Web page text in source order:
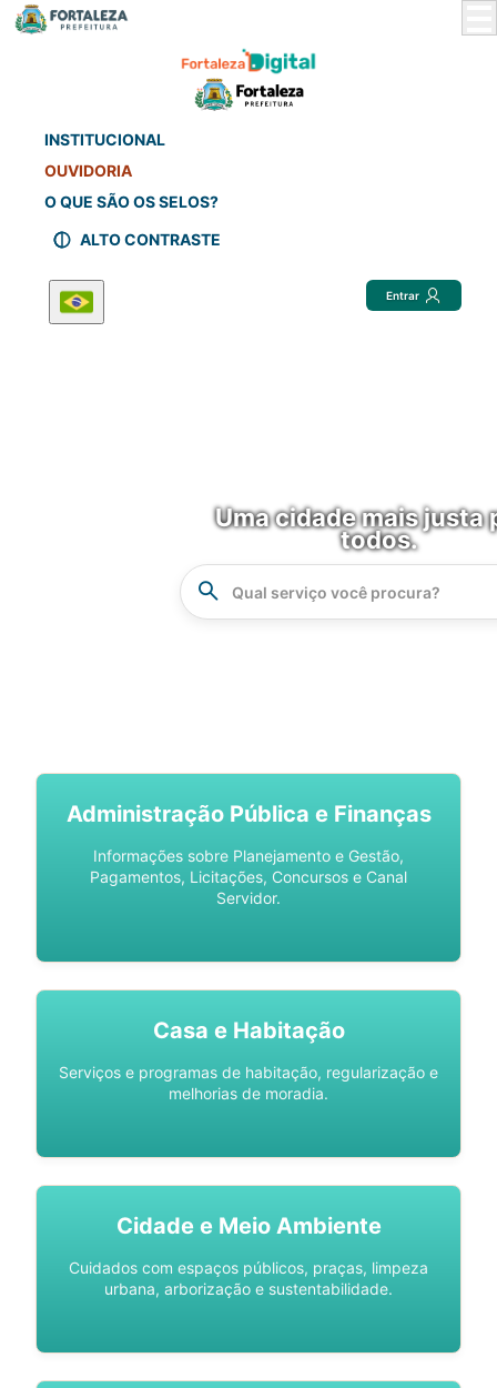
INSTITUCIONAL
OUVIDORIA
O QUE SÃO OS SELOS?
ALTO CONTRASTE
Entrar
Uma cidade mais justa
todos.
Administração Pública e Finanças
Informações sobre Planejamento e Gestão,
Pagamentos, Licitações, Concursos e Canal
Servidor.
Casa e Habitação
Serviços e programas de habitação, regularização e
melhorias de moradia.
Cidade e Meio Ambiente
Cuidados com espaços públicos, praças, limpeza
urbana, arborização e sustentabilidade.